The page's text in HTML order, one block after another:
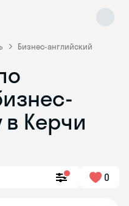
Бизнес-английский
Керчи
0